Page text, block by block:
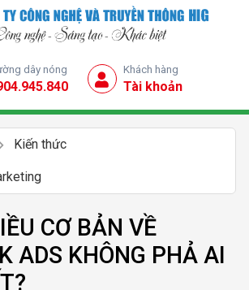
dây nóng Khách hàng
Tài khoản
Kiến thức
CƠ BẢN VỀ
ADS KHÔNG PHẢ AI